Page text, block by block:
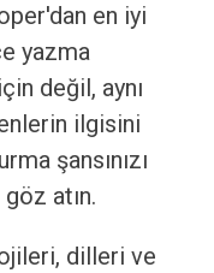
en iyi
yazma
değil, aynı
ilgisini
şansınızı
atın.
dilleri ve